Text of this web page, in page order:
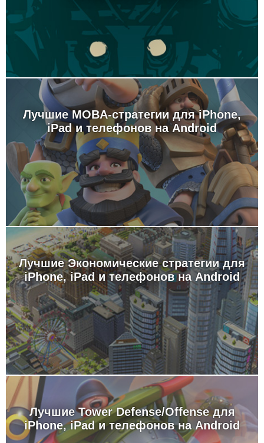
Лучшие MOBA-стратегии для iPhone,
iPad и телефонов на Android
Лучшие Экономические стратегии для
iPhone, iPad и телефонов на Android
Лучшие Tower Defense/Offense для
iPhone, iPad и телефонов на Android